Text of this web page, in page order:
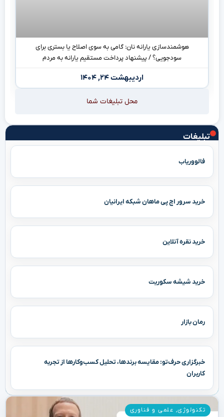
تبلیغات
فالووریاب
خرید سرور اچ پی ماهان شبکه ایرانیان
خرید نقره آنلاین
خرید شیشه سکوریت
رمان بازار
خبرگزاری حرف‌تو: مقایسه برندها، تحلیل کسب‌وکارها از تجربه
کاربران
تکنولوژی, علمی و فناوری
هوشمندسازی یارانه نان: گامی به سوی اصلاح یا بستری برای
سودجویی؟ / پیشنهاد پرداخت مستقیم یارانه به مردم
اردیبهشت ۲۴, ۱۴۰۴
محل تبلیغات شما